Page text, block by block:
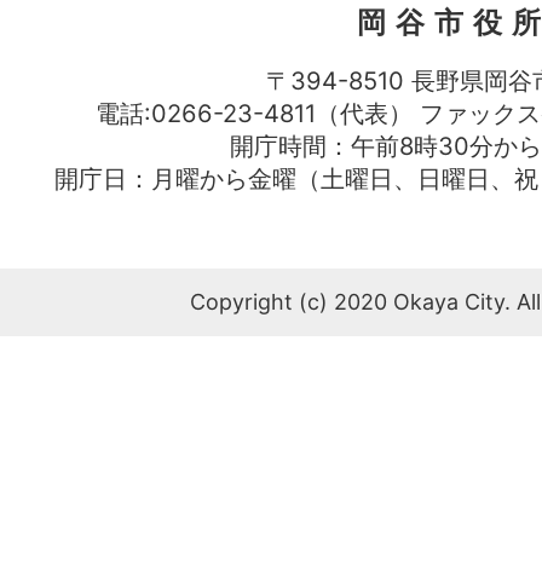
岡谷市役
〒394-8510 長野県岡谷
電話:0266-23-4811（代表） ファッ
開庁時間：午前8時30分か
開庁日：月曜から金曜（土曜日、日曜日、
Copyright (c) 2020 Okaya City.